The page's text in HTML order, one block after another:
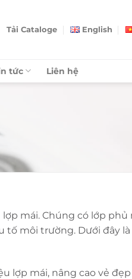
Tải Cataloge English
tức Liên hệ
mái. Chúng có lớp phủ
tố môi trường. Dưới đây
lợp mái, nâng cao vẻ